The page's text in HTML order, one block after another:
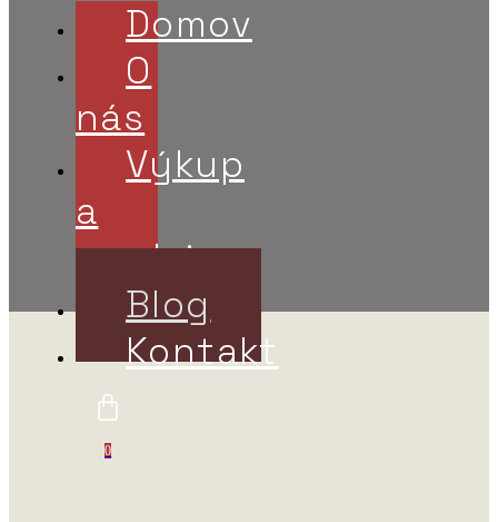
Domov
O
nás
Výkup
a
predaj
Blog
Kontakt
0